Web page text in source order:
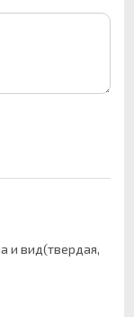
и вид(твердая,